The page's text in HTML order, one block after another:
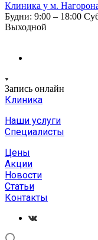
Клиника у м.
Будни: 9:00 – 18:00
Выходной
Запись онлайн
Клиника
Наши услуги
Специалисты
Цены
Акции
Новости
Статьи
Контакты